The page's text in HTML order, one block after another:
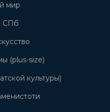
мир
СПб
(plus-size)
культуры)